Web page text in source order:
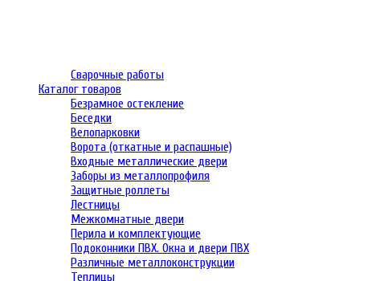
Сварочные работы
Каталог товаров
Безрамное остекление
Беседки
Велопарковки
Ворота (откатные и распашные)
Входные металлические двери
Заборы из металлопрофиля
Защитные роллеты
Лестницы
Межкомнатные двери
Перила и комплектующие
Подоконники ПВХ. Окна и двери ПВХ
Различные металлоконструкции
Теплицы